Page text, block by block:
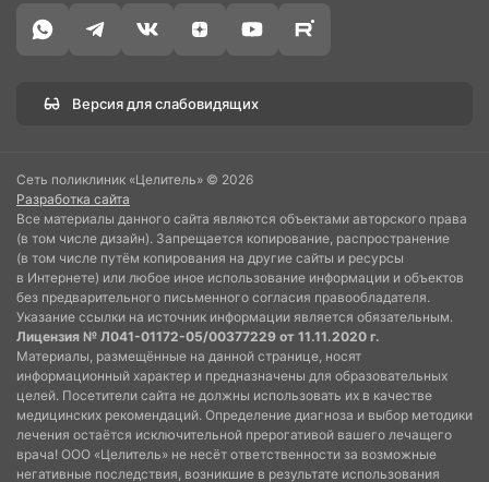
Версия для слабовидящих
Сеть поликлиник «Целитель» © 2026
Разработка сайта
Все материалы данного сайта являются объектами авторского права
(в том числе дизайн). Запрещается копирование, распространение
(в том числе путём копирования на другие сайты и ресурсы
в Интернете) или любое иное использование информации и объектов
без предварительного письменного согласия правообладателя.
Указание ссылки на источник информации является обязательным.
Лицензия № Л041-01172-05/00377229 от 11.11.2020 г.
Материалы, размещённые на данной странице, носят
информационный характер и предназначены для образовательных
целей. Посетители сайта не должны использовать их в качестве
медицинских рекомендаций. Определение диагноза и выбор методики
лечения остаётся исключительной прерогативой вашего лечащего
врача! ООО «Целитель» не несёт ответственности за возможные
негативные последствия, возникшие в результате использования